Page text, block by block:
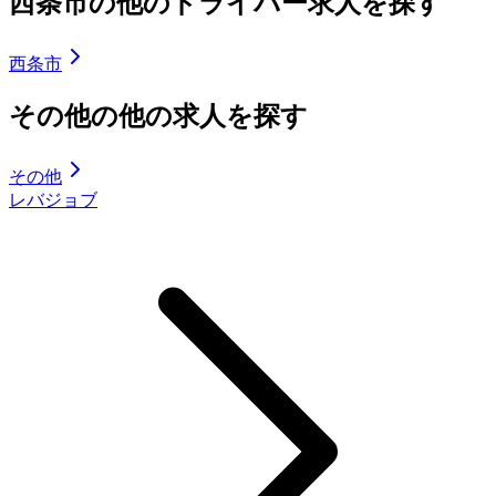
西条市
その他の他の求人を探す
その他
レバジョブ